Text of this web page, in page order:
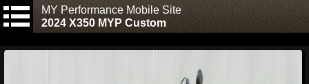
MY Performance Mobile Site
2024 X350 MYP Custom